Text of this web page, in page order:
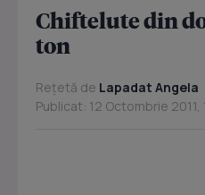
Chiftelute din
ton
Rețetă de Lapadat Angela
Publicat: 12 Octombrie 2011,